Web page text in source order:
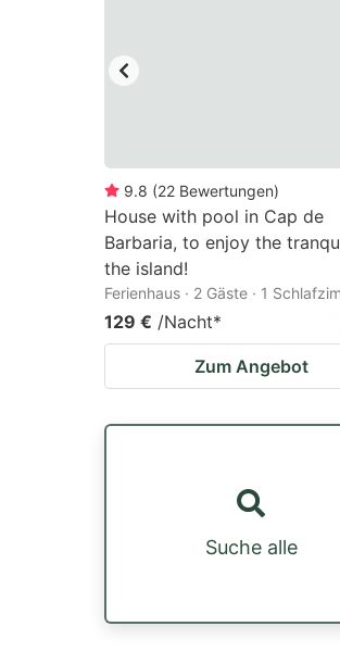
9.8 (22 Bewertungen)
House with pool in Cap de
Barbaria, to enjoy the
the island!
Ferienhaus · 2 Gäste · 1
129 € /Nacht*
Zum Angebot
Suche alle